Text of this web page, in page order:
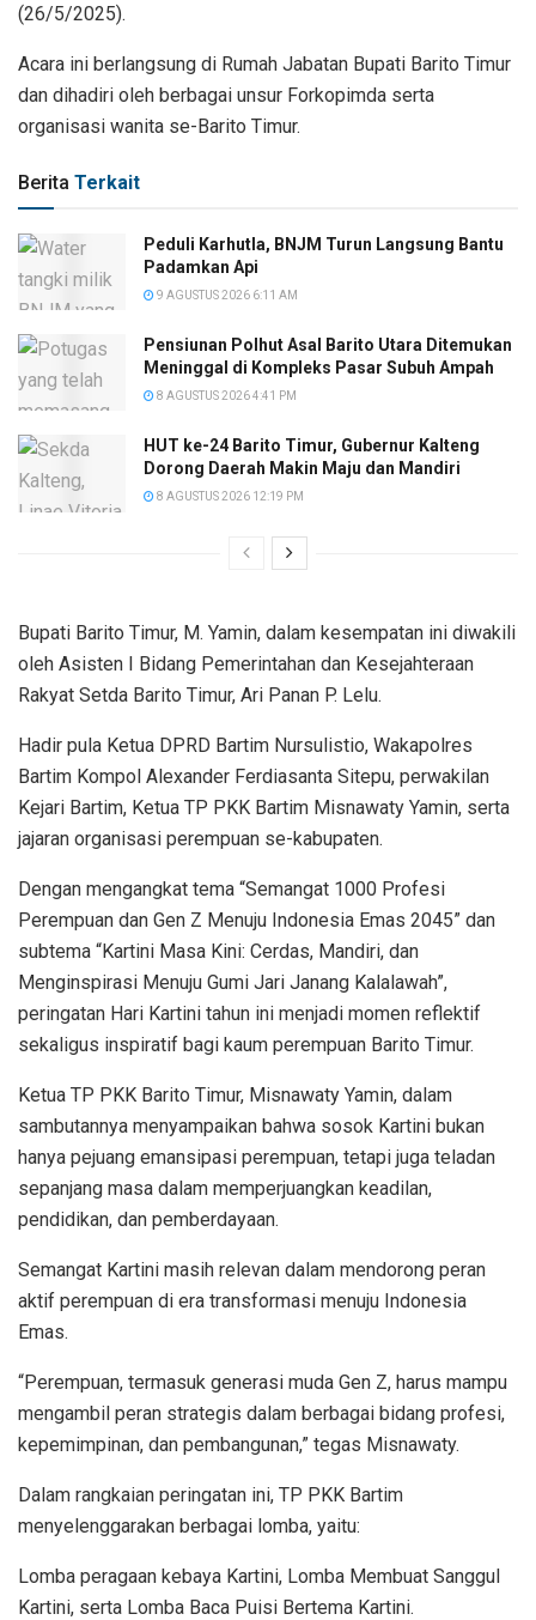
(26/5/2025).
Acara ini berlangsung di Rumah Jabatan Bupati Barito Timur
dan dihadiri oleh berbagai unsur Forkopimda serta
organisasi wanita se-Barito Timur.
Berita Terkait
Peduli Karhutla, BNJM Turun Langsung Bantu
Padamkan Api
9 AGUSTUS 2026 6:11 AM
Pensiunan Polhut Asal Barito Utara Ditemukan
Meninggal di Kompleks Pasar Subuh Ampah
8 AGUSTUS 2026 4:41 PM
HUT ke-24 Barito Timur, Gubernur Kalteng
Dorong Daerah Makin Maju dan Mandiri
8 AGUSTUS 2026 12:19 PM
Bupati Barito Timur, M. Yamin, dalam kesempatan ini diwakili
oleh Asisten I Bidang Pemerintahan dan Kesejahteraan
Rakyat Setda Barito Timur, Ari Panan P. Lelu.
Hadir pula Ketua DPRD Bartim Nursulistio, Wakapolres
Bartim Kompol Alexander Ferdiasanta Sitepu, perwakilan
Kejari Bartim, Ketua TP PKK Bartim Misnawaty Yamin, serta
jajaran organisasi perempuan se-kabupaten.
Dengan mengangkat tema “Semangat 1000 Profesi
Perempuan dan Gen Z Menuju Indonesia Emas 2045” dan
subtema “Kartini Masa Kini: Cerdas, Mandiri, dan
Menginspirasi Menuju Gumi Jari Janang Kalalawah”,
peringatan Hari Kartini tahun ini menjadi momen reflektif
sekaligus inspiratif bagi kaum perempuan Barito Timur.
Ketua TP PKK Barito Timur, Misnawaty Yamin, dalam
sambutannya menyampaikan bahwa sosok Kartini bukan
hanya pejuang emansipasi perempuan, tetapi juga teladan
sepanjang masa dalam memperjuangkan keadilan,
pendidikan, dan pemberdayaan.
Semangat Kartini masih relevan dalam mendorong peran
aktif perempuan di era transformasi menuju Indonesia
Emas.
“Perempuan, termasuk generasi muda Gen Z, harus mampu
mengambil peran strategis dalam berbagai bidang profesi,
kepemimpinan, dan pembangunan,” tegas Misnawaty.
Dalam rangkaian peringatan ini, TP PKK Bartim
menyelenggarakan berbagai lomba, yaitu:
Lomba peragaan kebaya Kartini, Lomba Membuat Sanggul
Kartini, serta Lomba Baca Puisi Bertema Kartini.